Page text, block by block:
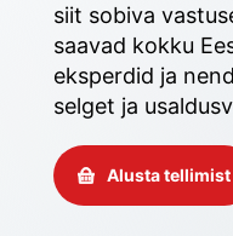
siit sobiva
saavad kokku
eksperdid ja
selget ja
Alusta tellimist